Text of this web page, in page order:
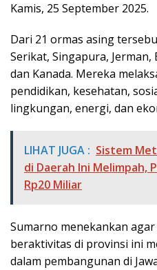
Kamis, 25 September 2025.
Dari 21 ormas asing
Serikat, Singapura, Jerman,
dan Kanada. Mereka
pendidikan, kesehatan,
lingkungan, energi, dan
LIHAT JUGA : Sistem
di Daerah Ini Melimpah,
Rp20 Miliar
Sumarno menekankan
beraktivitas di provinsi ini
dalam pembangunan di